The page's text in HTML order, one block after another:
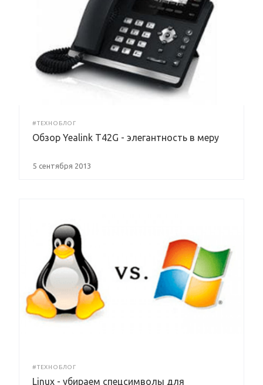
#ТЕХНОБЛОГ
Обзор Yealink T42G - элегантность в меру
5 сентября 2013
#ТЕХНОБЛОГ
Linux - убираем спецсимволы для